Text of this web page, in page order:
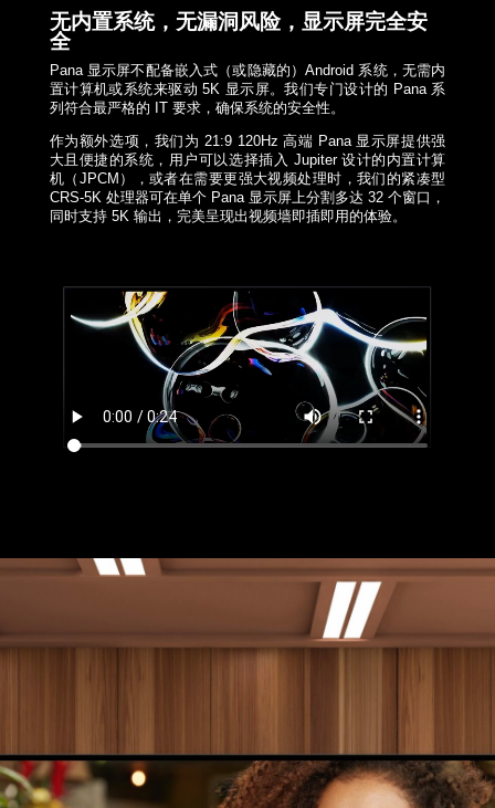
无内置系统，无漏洞风险，显示屏完全安
全
Pana 显示屏不配备嵌入式（或隐藏的）Android 系统，无需内
置计算机或系统来驱动 5K 显示屏。我们专门设计的 Pana 系
列符合最严格的 IT 要求，确保系统的安全性。
作为额外选项，我们为 21:9 120Hz 高端 Pana 显示屏提供强
大且便捷的系统，用户可以选择插入 Jupiter 设计的内置计算
机（JPCM），或者在需要更强大视频处理时，我们的紧凑型
CRS-5K 处理器可在单个 Pana 显示屏上分割多达 32 个窗口，
同时支持 5K 输出，完美呈现出视频墙即插即用的体验。